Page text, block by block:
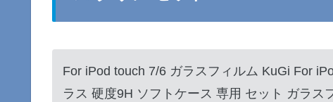
For iPod touch 7/6 ガラスフィルム KuGi For
ラス 硬度9H ソフトケース 専用 セット ガラ